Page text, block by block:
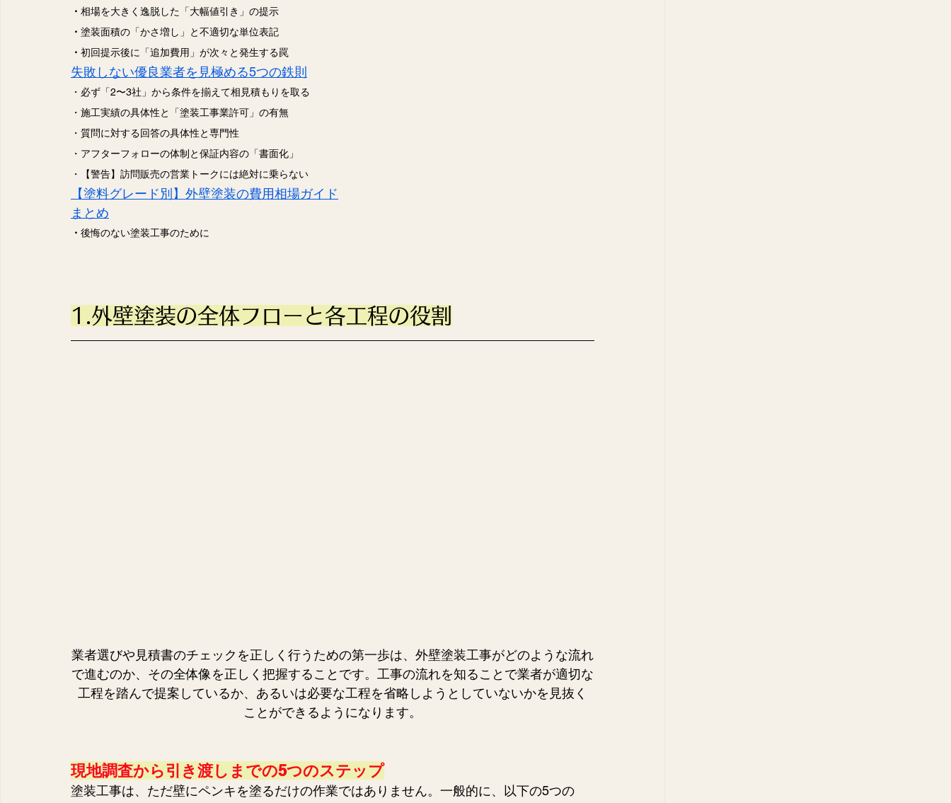
・ 相場を大きく逸脱した「大幅値引き」の提示
・ 塗装面積の「かさ増し」と不適切な単位表記
・ 初回提示後に「追加費用」が次々と発生する罠
失敗しない優良業者を見極める5つの鉄則
・必ず「2〜3社」から条件を揃えて相見積もりを取る
・施工実績の具体性と「塗装工事業許可」の有無
・質問に対する回答の具体性と専門性
・アフターフォローの体制と保証内容の「書面化」
・【警告】訪問販売の営業トークには絶対に乗らない
【塗料グレード別】外壁塗装の費用相場ガイド
まとめ
・ 後悔のない塗装工事のために
1.外壁塗装の全体フローと各工程の役割
業者選びや見積書のチェックを正しく行うための第一歩は、外壁塗装工事がどのような流れ
で進むのか、その全体像を正しく把握することです。工事の流れを知ることで業者が適切な
工程を踏んで提案しているか、あるいは必要な工程を省略しようとしていないかを見抜く
ことができるようになります。
現地調査から引き渡しまでの5つのステップ
塗装工事は、ただ壁にペンキを塗るだけの作業ではありません。一般的に、以下の5つの